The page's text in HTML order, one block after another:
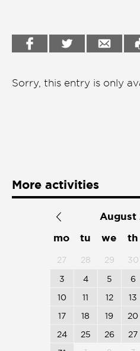
Música en la Casa
Sorry, this entry is only
More activities
August
mo
tu we th
27 28 29 30
3
4 5 6
10
11 12 13
17
18 19 20
24
25 26 27